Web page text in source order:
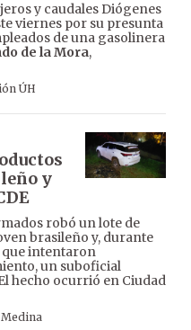
y caudales Diógenes
viernes por su presunta
de una gasolinera
de la Mora,
ÚH
y
robó un lote de
brasileño y, durante
que intentaron
un suboficial
hecho ocurrió en Ciudad